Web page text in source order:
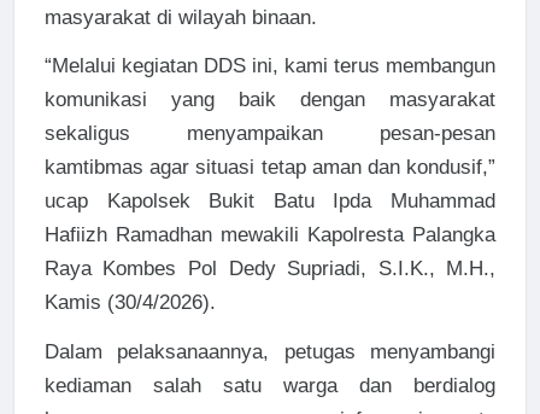
masyarakat di wilayah binaan.
“Melalui kegiatan DDS ini, kami terus membangun
komunikasi yang baik dengan masyarakat
sekaligus menyampaikan pesan-pesan
kamtibmas agar situasi tetap aman dan kondusif,”
ucap Kapolsek Bukit Batu Ipda Muhammad
Hafiizh Ramadhan mewakili Kapolresta Palangka
Raya Kombes Pol Dedy Supriadi, S.I.K., M.H.,
Kamis (30/4/2026).
Dalam pelaksanaannya, petugas menyambangi
kediaman salah satu warga dan berdialog